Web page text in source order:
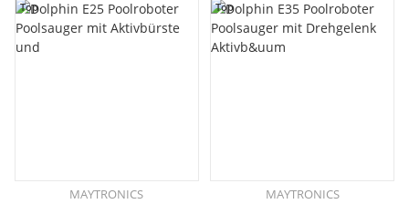
Top
MAYTRONICS
Top
MAYTRONICS